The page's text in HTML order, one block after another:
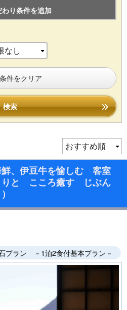
わり条件を追加
件をクリア
検索
鮮、伊豆牛を愉しむ 客室
りと こころ癒す じぶん
プラン －1泊2食付基本プラン－